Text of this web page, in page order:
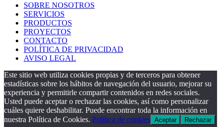
SOBRE NOSOTROS
SERVICIOS
PRODUCTOS
PROYECTOS
CONTACTO
POLÍTICA DE PRIVACIDAD
AVISO LEGAL
Este sitio web utiliza cookies propias y de terceros para obtener
estadísticas sobre los hábitos de navegación del usuario, mejorar su
experiencia y permitirle compartir contenidos en redes sociales.
Usted puede aceptar o rechazar las cookies, así como personalizar
cuáles quiere deshabilitar. Puede encontrar toda la información en
nuestra Política de Cookies. Política de cookies Aceptar Rechazar